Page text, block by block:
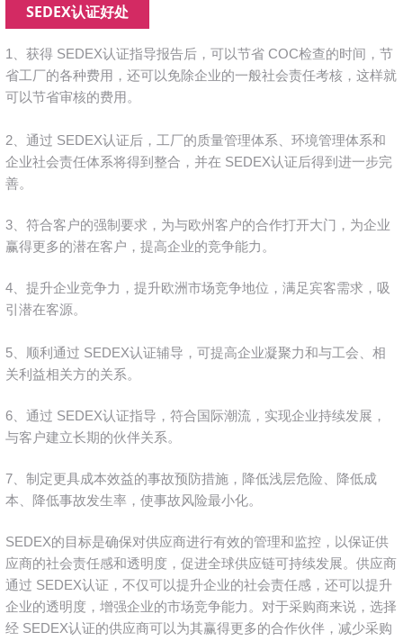
SEDEX认证好处
1、获得 SEDEX认证指导报告后，可以节省 COC检查的时间，节
省工厂的各种费用，还可以免除企业的一般社会责任考核，这样就
可以节省审核的费用。
2、通过 SEDEX认证后，工厂的质量管理体系、环境管理体系和
企业社会责任体系将得到整合，并在 SEDEX认证后得到进一步完
善。
3、符合客户的强制要求，为与欧州客户的合作打开大门，为企业
赢得更多的潜在客户，提高企业的竞争能力。
4、提升企业竞争力，提升欧洲市场竞争地位，满足宾客需求，吸
引潜在客源。
5、顺利通过 SEDEX认证辅导，可提高企业凝聚力和与工会、相
关利益相关方的关系。
6、通过 SEDEX认证指导，符合国际潮流，实现企业持续发展，
与客户建立长期的伙伴关系。
7、制定更具成本效益的事故预防措施，降低浅层危险、降低成
本、降低事故发生率，使事故风险最小化。
SEDEX的目标是确保对供应商进行有效的管理和监控，以保证供
应商的社会责任感和透明度，促进全球供应链可持续发展。供应商
通过 SEDEX认证，不仅可以提升企业的社会责任感，还可以提升
企业的透明度，增强企业的市场竞争能力。对于采购商来说，选择
经 SEDEX认证的供应商可以为其赢得更多的合作伙伴，减少采购